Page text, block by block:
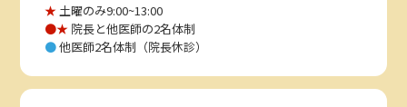
★土曜のみ9:00~13:00
●★ 院長と他医師の2名体制
●他医師2名体制（院長休診）